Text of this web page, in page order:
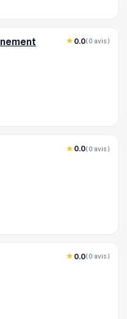
0.0(0 avis)
0.0(0 avis)
0.0(0 avis)